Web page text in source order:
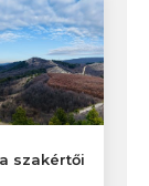
szakértői